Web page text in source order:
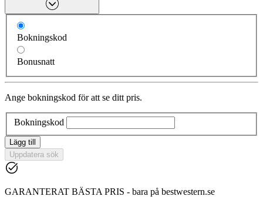
Bokningskod
Bonusnatt
Ange bokningskod för att se ditt pris.
Bokningskod
Lägg till
Uppdatera sök
GARANTERAT BÄSTA PRIS - bara på bestwestern.se